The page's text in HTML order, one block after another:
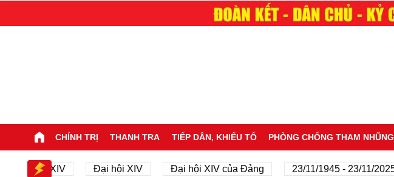
CHÍNH TRỊ THANH TRA TIẾP DÂN, KHIẾU TỐ PHÒNG CHỐNG THAM NHŨNG
hội XIV Đại hội XIV Đại hội XIV của Đảng 23/11/1945 - 23/11/2025